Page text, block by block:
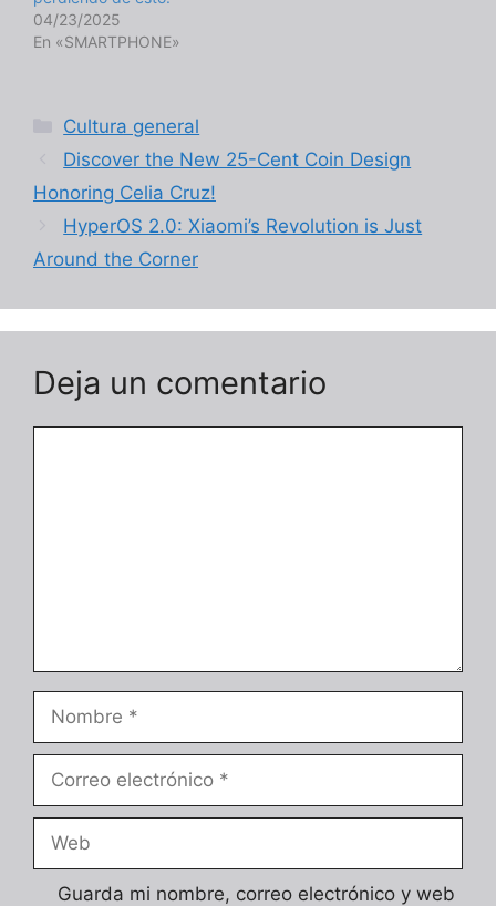
04/23/2025
En «SMARTPHONE»
Categorías
Cultura general
Discover the New 25-Cent Coin Design
Honoring Celia Cruz!
HyperOS 2.0: Xiaomi’s Revolution is Just
Around the Corner
Deja un comentario
electrónico
Guarda mi nombre, correo electrónico y web